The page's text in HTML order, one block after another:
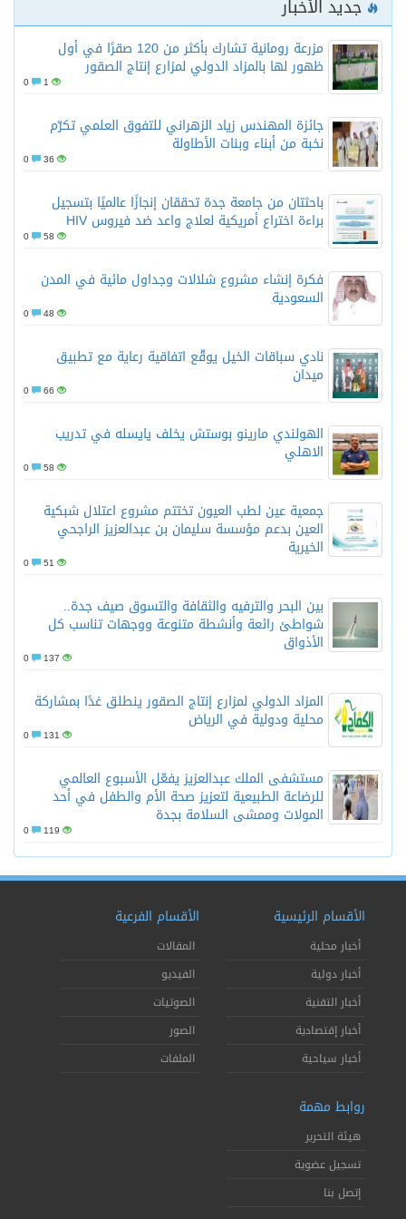
جديد الأخبار
مزرعة رومانية تشارك بأكثر من 120 صقرًا في أول
ظهور لها بالمزاد الدولي لمزارع إنتاج الصقور
1
جائزة المهندس زياد الزهراني للتفوق العلمي تكرّم
نخبة من أبناء وبنات الأطاولة
36
باحثتان من جامعة جدة تحققان إنجازًا عالميًا بتسجيل
براءة اختراع أمريكية لعلاج واعد ضد فيروس HIV
58
فكرة إنشاء مشروع شلالات وجداول مائية في المدن
السعودية
48
نادي سباقات الخيل يوقّع اتفاقية رعاية مع تطبيق
ميدان
66
الهولندي مارينو بوستش يخلف يايسله في تدريب
الاهلي
58
جمعية عين لطب العيون تختتم مشروع اعتلال شبكية
العين بدعم مؤسسة سليمان بن عبدالعزيز الراجحي
الخيرية
51
بين البحر والترفيه والثقافة والتسوق صيف جدة..
شواطئ رائعة وأنشطة متنوعة ووجهات تناسب كل
الأذواق
137
المزاد الدولي لمزارع إنتاج الصقور ينطلق غدًا بمشاركة
محلية ودولية في الرياض
131
مستشفى الملك عبدالعزيز يفعّل الأسبوع العالمي
للرضاعة الطبيعية لتعزيز صحة الأم والطفل في أحد
المولات وممشى السلامة بجدة
119
الأقسام الرئيسية
أخبار محلية
أخبار دولية
أخبار التقنية
أخبار إقتصادية
أخبار سياحية
الأقسام الفرعية
المقالات
الفيديو
الصوتيات
الصور
الملفات
روابط مهمة
هيئة التحرير
تسجيل عضوية
إتصل بنا